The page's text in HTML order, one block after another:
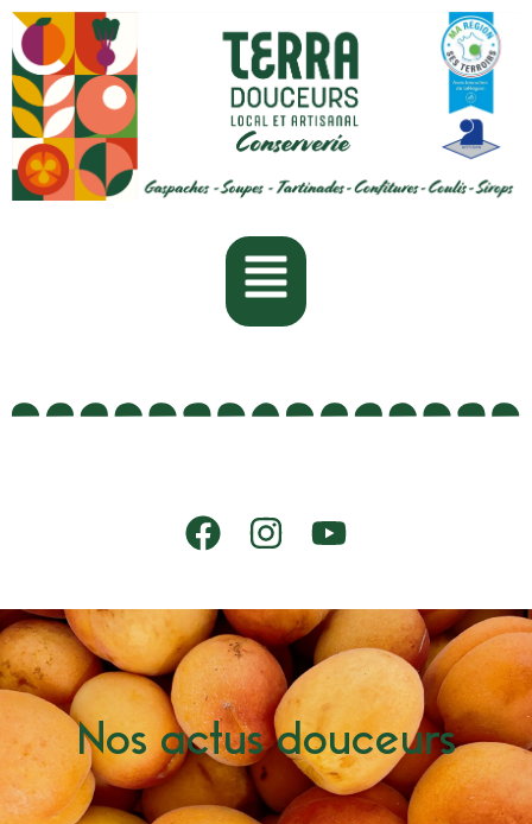
Nos actus douceurs